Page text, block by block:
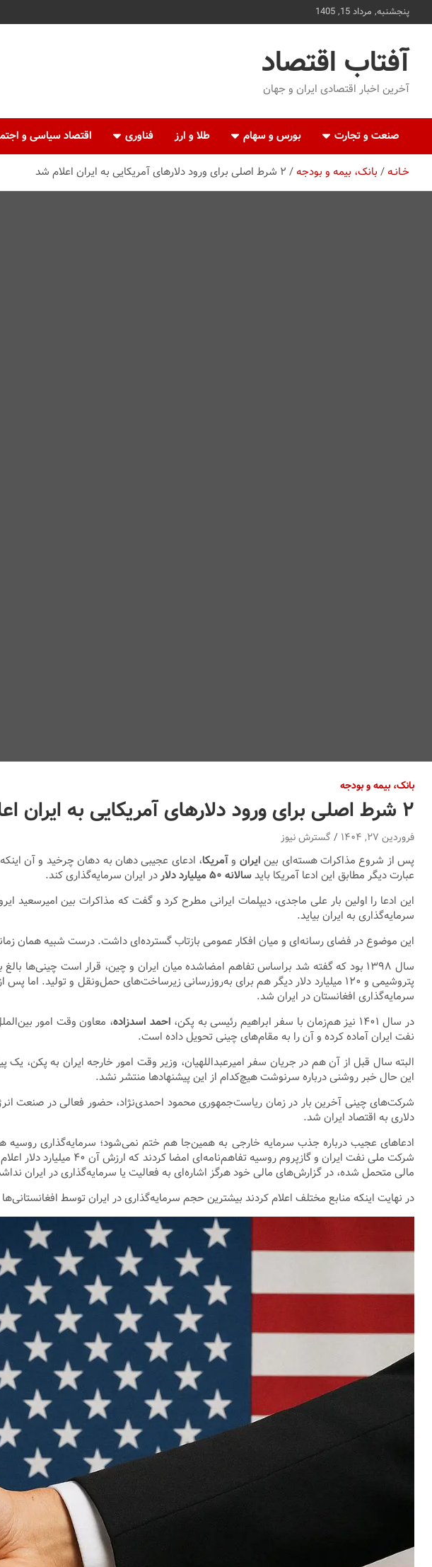
محتوا
پنجشنبه, مرداد 15, 1405
آفتاب اقتصاد
آخرین اخبار اقتصادی ایران و جهان
صنعت و تجارت بورس و سهام طلا و ارز فناوری اقتصاد سیاسی و
خـانـه بانک، بیمه و بودجه ۲ شرط اصلی برای ورود دلارهای آمریکایی‌ به ایران اعلام شد
بانک، بیمه و بودجه
۲ شرط اصلی برای ورود دلارهای آمریکایی‌ به ایران اعلام شد
فروردین ۲۷, ۱۴۰۴ گسترش نیوز
پس از شروع مذاکرات هسته‌ای بین ایران وآمریکا
عبارت دیگر مطابق این ادعا آمریکا بایدسالانه ۵۰ میلیارد دلار
در ایران سرمایه‌گذاری کند.
این ادعا را اولین بار علی ماجدی، دیپلمات ایرانی مطرح کرد و گفت که مذاکرات بین امیرسعید
سرمایه‌گذاری به ایران بیاید.
این موضوع در فضای رسانه‌ای و میان افکار عمومی بازتاب گسترده‌ای داشت. درست شبیه همان زمانی که ماجرای سرمایه‌گذاری ۴۰۰
پتروشیمی و ۱۲۰ میلیارد دلار دیگر هم برای به‌روزرسانی زیرساخت‌های حمل‌ونقل و
سرمایه‌گذاری افغانستان در ایران شد.
در سال ۱۴۰۱ نیز هم‌زمان با سفر ابراهیم رئیسی به پکن،
احمد اسدزاده
نفت ایران آماده کرده و آن را به مقام‌های چینی تحویل داده است.
البته سال قبل از آن هم در جریان سفر امیرعبداللهیان، وزیر وقت امور خارجه ایران به پکن،
این حال خبر روشنی درباره سرنوشت هیچ‌کدام از این پیشنهادها منتشر نشد.
شرکت‌های چینی آخرین بار در زمان ریاست‌جمهوری محمود احمدی‌نژاد، حضور فعالی در صنعت
دلاری به اقتصاد ایران شد.
ادعاهای عجیب درباره جذب سرمایه خارجی به همین‌جا هم ختم نمی‌شود؛ سرمایه‌گذاری روسیه
شرکت ملی نفت ایران و
مالی متحمل شده، در گزارش‌های مالی خود هرگز اشاره‌ای به فعالیت یا سرمایه‌گذاری در ایران
در نهایت اینکه منابع مختلف اعلام کردند بیشترین حجم سرمایه‌گذاری در ایران توسط